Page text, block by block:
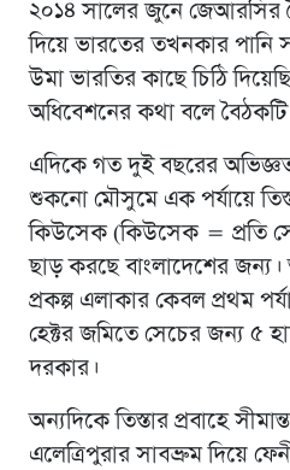
২০১৪ সালের জুনে জেআরসির
দিয়ে ভারতের তখনকার পানি
উমা ভারতির কাছে চিঠি
অধিবেশনের কথা বলে
এদিকে গত দুই বছরের
শুকনো মৌসুমে এক পর্যায়ে
কিউসেক (কিউসেক = প্রতি
ছাড় করছে বাংলাদেশের জন্য।
প্রকল্প এলাকার কেবল প্রথম
হেক্টর জমিতে সেচের জন্য ৫
দরকার।
অন্যদিকে তিস্তার প্রবাহে
এলেত্রিপুরার সাবভ্রুম দিয়ে